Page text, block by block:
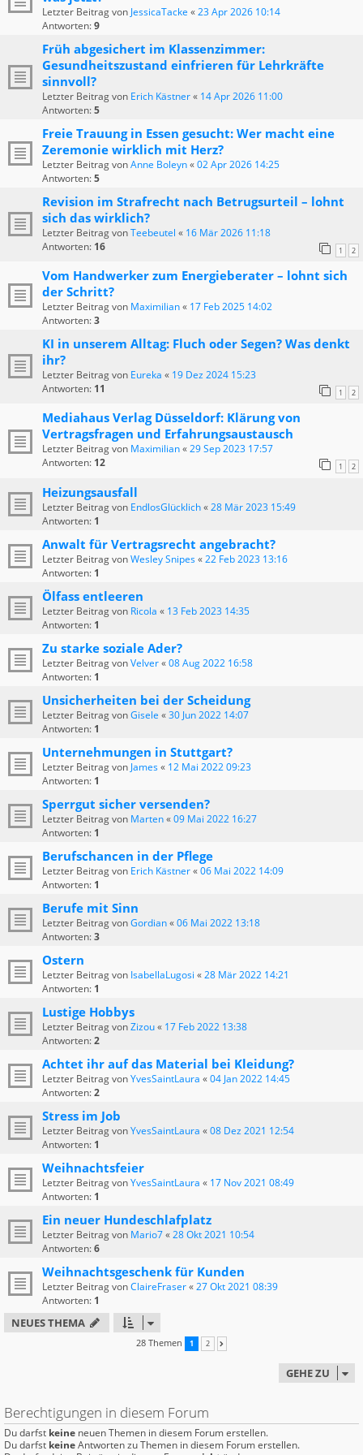
Letzter Beitrag von JessicaTacke «23 Apr 2026 10:14
Antworten:9
Früh abgesichert im Klassenzimmer:
Gesundheitszustand einfrieren für Lehrkräfte
sinnvoll?
Letzter Beitrag von Erich Kästner« 14 Apr 2026 11:00
Antworten:5
Freie Trauung in Essen gesucht: Wer macht eine
Zeremonie wirklich mit Herz?
Letzter Beitrag vonAnne Boleyn«02 Apr 2026 14:25
Antworten:5
Revision im Strafrecht nach Betrugsurteil – lohnt
sich das wirklich?
Letzter Beitrag vonTeebeutel « 16 Mär 2026 11:18
Antworten: 16 1 2
Vom Handwerker zum Energieberater – lohnt sich
der Schritt?
Letzter Beitrag von Maximilian« 17 Feb 2025 14:02
Antworten:3
KI in unserem Alltag: Fluch oder Segen? Was denkt
ihr?
Letzter Beitrag von Eureka « 19 Dez 2024 15:23
Antworten: 11 1 2
Mediahaus Verlag Düsseldorf: Klärung von
Vertragsfragen und Erfahrungsaustausch
Letzter Beitrag von Maximilian«29 Sep 2023 17:57
Antworten: 12 1 2
Heizungsausfall
Letzter Beitrag von EndlosGlücklich«28 Mär 2023 15:49
Antworten: 1
Anwalt für Vertragsrecht angebracht?
Letzter Beitrag vonWesley Snipes«22 Feb 2023 13:16
Antworten: 1
Ölfass entleeren
Letzter Beitrag von Ricola « 13 Feb 2023 14:35
Antworten: 1
Zu starke soziale Ader?
Letzter Beitrag vonVelver«08 Aug 2022 16:58
Antworten: 1
Unsicherheiten bei der Scheidung
Letzter Beitrag vonGisele «30 Jun 2022 14:07
Antworten: 1
Unternehmungen in Stuttgart?
Letzter Beitrag von James« 12 Mai 2022 09:23
Antworten: 1
Sperrgut sicher versenden?
Letzter Beitrag von Marten«09 Mai 2022 16:27
Antworten: 1
Berufschancen in der Pflege
Letzter Beitrag von Erich Kästner«06 Mai 2022 14:09
Antworten: 1
Berufe mit Sinn
Letzter Beitrag vonGordian«06 Mai 2022 13:18
Antworten:3
Ostern
Letzter Beitrag von IsabellaLugosi «28 Mär 2022 14:21
Antworten: 1
Lustige Hobbys
Letzter Beitrag vonZizou« 17 Feb 2022 13:38
Antworten:2
Achtet ihr auf das Material bei Kleidung?
Letzter Beitrag vonYvesSaintLaura «04 Jan 2022 14:45
Antworten:2
Stress im Job
Letzter Beitrag vonYvesSaintLaura «08 Dez 2021 12:54
Antworten: 1
Weihnachtsfeier
Letzter Beitrag vonYvesSaintLaura « 17 Nov 2021 08:49
Antworten: 1
Ein neuer Hundeschlafplatz
Letzter Beitrag von Mario7«28 Okt 2021 10:54
Antworten:6
Weihnachtsgeschenk für Kunden
Letzter Beitrag vonClaireFraser«27 Okt 2021 08:39
Antworten: 1
NEUES THEMA
28 Themen 1 2
GEHE ZU
Berechtigungen in diesem Forum
Du darfst keine neuen Themen in diesem Forum erstellen.
Du darfst keineAntworten zu Themen in diesem Forum erstellen.